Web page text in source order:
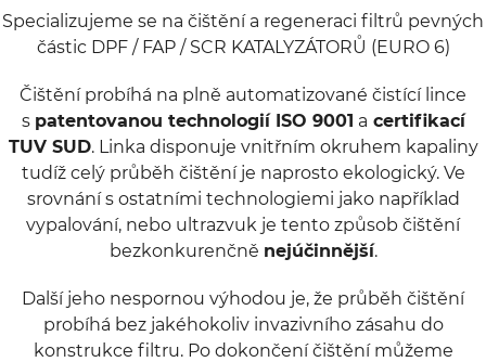
Specializujeme se na čištění a regeneraci filtrů pevných
částic DPF / FAP / SCR KATALYZÁTORŮ (EURO 6)
Čištění probíhá na plně automatizované čistící lince
s patentovanou technologií ISO 9001 a certifikací
TUV SUD. Linka disponuje vnitřním okruhem kapaliny
tudíž celý průběh čištění je naprosto ekologický. Ve
srovnání s ostatními technologiemi jako například
vypalování, nebo ultrazvuk je tento způsob čištění
bezkonkurenčně nejúčinnější.
Další jeho nespornou výhodou je, že průběh čištění
probíhá bez jakéhokoliv invazivního zásahu do
konstrukce filtru. Po dokončení čištění můžeme